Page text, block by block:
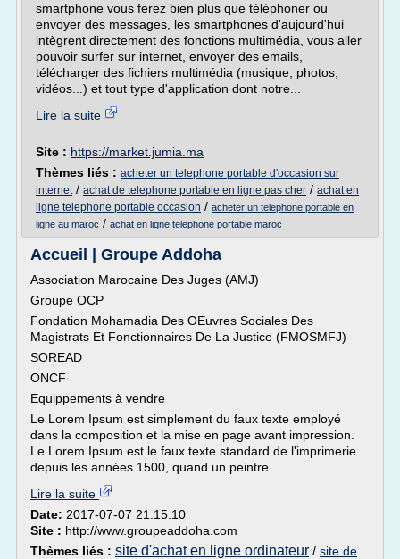
smartphone vous ferez bien plus que téléphoner ou
envoyer des messages, les smartphones d'aujourd'hui
intègrent directement des fonctions multimédia, vous aller
pouvoir surfer sur internet, envoyer des emails,
télécharger des fichiers multimédia (musique, photos,
vidéos...) et tout type d'application dont notre...
Lire la suite
Site : https://market.jumia.ma
Thèmes liés : acheter un telephone portable d'occasion sur
internet/ achat de telephone portable en ligne pas cher / achat en
ligne telephone portable occasion / acheter un telephone portable en
ligne au maroc / achat en ligne telephone portable maroc
Accueil | Groupe Addoha
Association Marocaine Des Juges (AMJ)
Groupe OCP
Fondation Mohamadia Des OEuvres Sociales Des
Magistrats Et Fonctionnaires De La Justice (FMOSMFJ)
SOREAD
ONCF
Equippements à vendre
Le Lorem Ipsum est simplement du faux texte employé
dans la composition et la mise en page avant impression.
Le Lorem Ipsum est le faux texte standard de l'imprimerie
depuis les années 1500, quand un peintre...
Lire la suite
Date: 2017-07-07 21:15:10
Site : http://www.groupeaddoha.com
Thèmes liés : site d'achat en ligne ordinateur / site de